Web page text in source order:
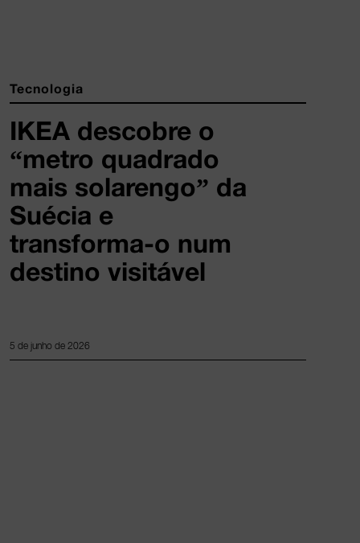
Tecnologia
IKEA descobre o
“metro quadrado
mais solarengo” da
Suécia e
transforma-o num
destino visitável
5 de junho de 2026